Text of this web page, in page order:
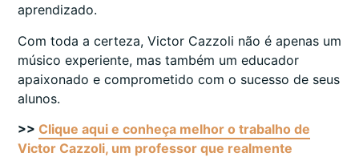
aprendizado.
Com toda a certeza, Victor Cazzoli não é apenas um
músico experiente, mas também um educador
apaixonado e comprometido com o sucesso de seus
alunos.
>> Clique aqui e conheça melhor o trabalho de
Victor Cazzoli, um professor que realmente